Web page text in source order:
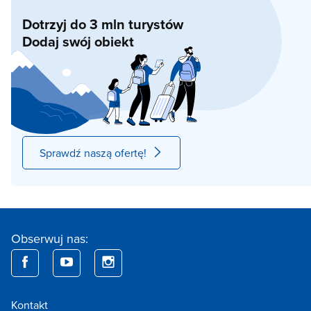
Dotrzyj do 3 mln turystów
Dodaj swój obiekt
Sprawdź naszą ofertę!
Obserwuj nas:
Kontakt